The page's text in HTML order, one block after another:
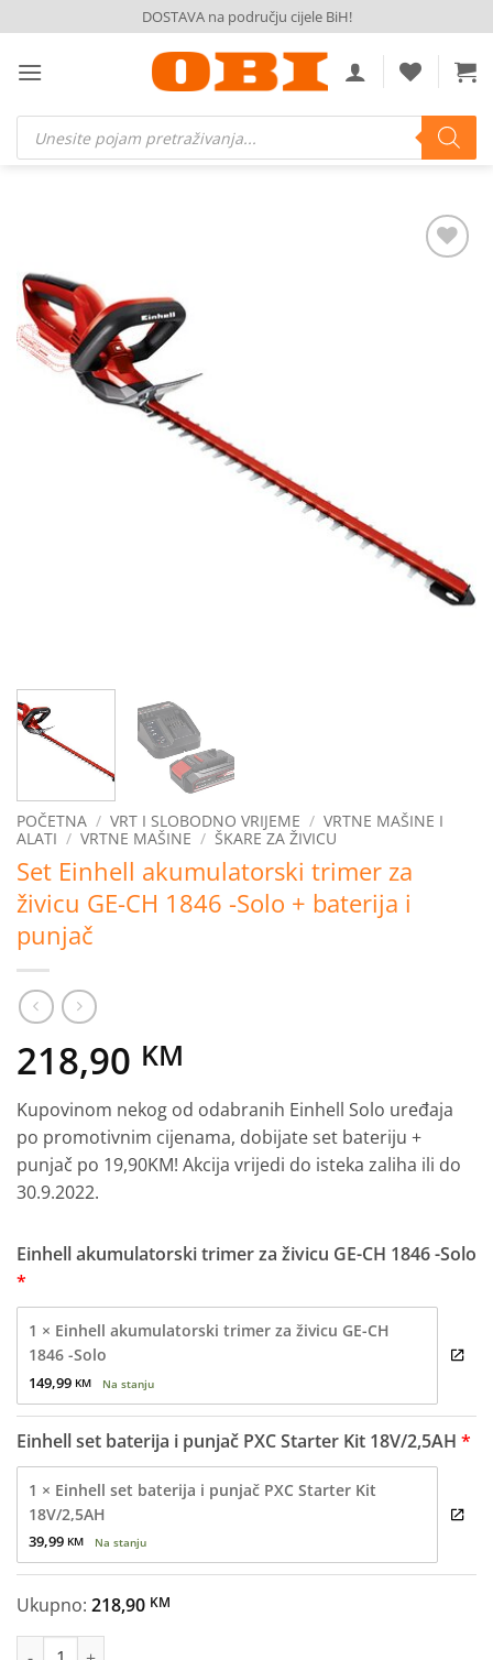
to
content
DOSTAVA na području cijele BiH!
Products
search
POČETNA / VRT I SLOBODNO VRIJEME / VRTNE MAŠINE I
ALATI / VRTNE MAŠINE / ŠKARE ZA ŽIVICU
Set Einhell akumulatorski trimer za
živicu GE-CH 1846 -Solo + baterija i
punjač
218,90 KM
Kupovinom nekog od odabranih Einhell Solo uređaja
po promotivnim cijenama, dobijate set bateriju +
punjač po 19,90KM! Akcija vrijedi do isteka zaliha ili do
30.9.2022.
Einhell akumulatorski trimer za živicu GE-CH 1846 -Solo
1 × Einhell akumulatorski trimer za živicu GE-CH
1846 -Solo
149,99 KM Na stanju
Einhell set baterija i punjač PXC Starter Kit 18V/2,5AH
1 × Einhell set baterija i punjač PXC Starter Kit
18V/2,5AH
39,99 KM Na stanju
Ukupno: 218,90 KM
Set Einhell akumulatorski trimer za živicu GE-CH 1846 -Solo +